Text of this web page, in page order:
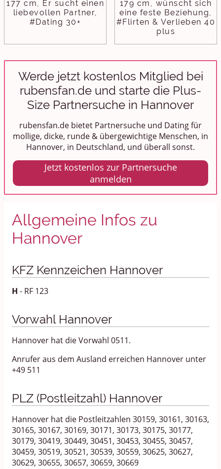
177 cm, Er sucht einen
liebevollen Partner,
#Dating 30+
179 cm, wünscht sich
eine feste Beziehung,
#Flirten & Verlieben 40
plus
Werde jetzt kostenlos Mitglied bei
rubensfan.de und starte die Plus-
Size Partnersuche in Hannover
rubensfan.de bietet Partnersuche und Dating für
mollige, dicke, runde & übergewichtige Menschen, in
Hannover, in Deutschland, und überall sonst.
Jetzt kostenlos zur Partnersuche
anmelden
Allgemeine Infos zu
Hannover
KFZ Kennzeichen Hannover
H - RF 123
Vorwahl Hannover
Hannover hat die Vorwahl 0511.
Anrufer aus dem Ausland erreichen Hannover unter
+49 511
PLZ (Postleitzahl) Hannover
Hannover hat die Postleitzahlen 30159, 30161, 30163,
30165, 30167, 30169, 30171, 30173, 30175, 30177,
30179, 30419, 30449, 30451, 30453, 30455, 30457,
30459, 30519, 30521, 30539, 30559, 30625, 30627,
30629, 30655, 30657, 30659, 30669